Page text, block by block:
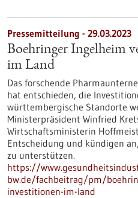
Pressemitteilung - 29.03.2023
Boehringer Ingelheim
im Land
Das forschende
hat entschieden, die
württembergische Standorte
Ministerpräsident Winfried
Wirtschaftsministerin
Entscheidung und kündigen
zu unterstützen.
https://
bw.de/fachbeitrag/pm/
investitionen-im-land